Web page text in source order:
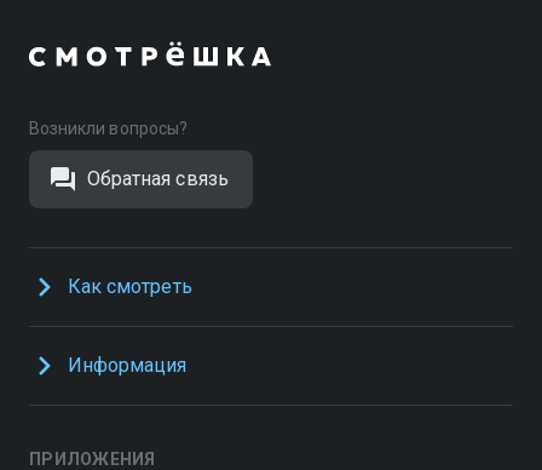
Возникли вопросы?
Обратная связь
Как смотреть
Информация
ПРИЛОЖЕНИЯ